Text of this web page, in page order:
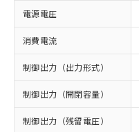
電源電圧
消費電流
制御出力（出力形式）
制御出力（開閉容量）
制御出力（残留電圧）